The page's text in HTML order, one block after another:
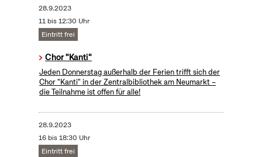
28.9.2023
11 bis 12:30 Uhr
Eintritt frei
Chor "Kanti"
Jeden Donnerstag außerhalb der Ferien trifft sich der
Chor "Kanti" in der Zentralbibliothek am Neumarkt –
die Teilnahme ist offen für alle!
28.9.2023
16 bis 18:30 Uhr
Eintritt frei